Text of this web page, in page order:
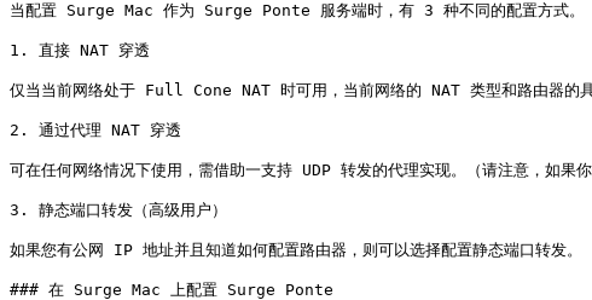
当配置 Surge Mac 作为 Surge Ponte 服务端时，有 3 种不同的配置方式。
1. 直接 NAT 穿透
仅当当前网络处于 Full Cone NAT 时可用，当前网络的 NAT 类型和路由器的具
2. 通过代理 NAT 穿透
可在任何网络情况下使用，需借助一支持 UDP 转发的代理实现。（请注意，如
3. 静态端口转发（高级用户）
如果您有公网 IP 地址并且知道如何配置路由器，则可以选择配置静态端口转发。
### 在 Surge Mac 上配置 Surge Ponte